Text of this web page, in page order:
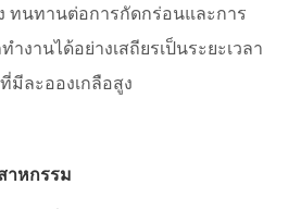
ทนทานต่อการกัดกร่อนและการ
งานได้อย่างเสถียรเป็นระยะเวลา
ละอองเกลือสูง
าหกรรม